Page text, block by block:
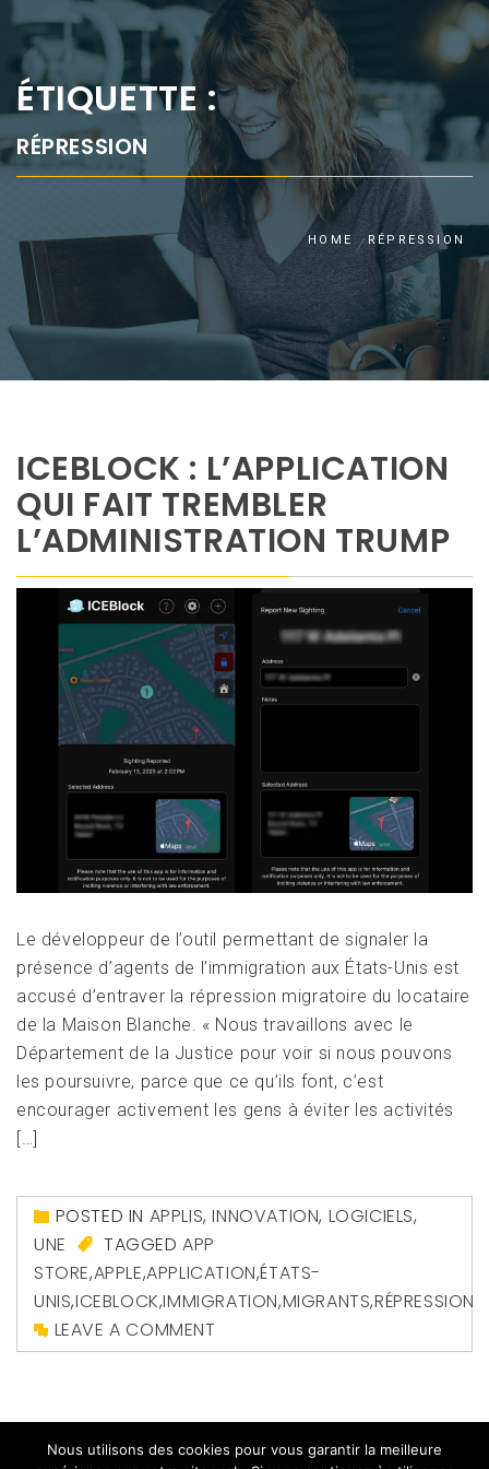
ÉTIQUETTE :
RÉPRESSION
HOME RÉPRESSION
ICEBLOCK : L’APPLICATION
QUI FAIT TREMBLER
L’ADMINISTRATION TRUMP
Le développeur de l’outil permettant de signaler la
présence d’agents de l’immigration aux États-Unis est
accusé d’entraver la répression migratoire du locataire
de la Maison Blanche. « Nous travaillons avec le
Département de la Justice pour voir si nous pouvons
les poursuivre, parce que ce qu’ils font, c’est
encourager activement les gens à éviter les activités
[…]
POSTED IN APPLIS,INNOVATION, LOGICIELS,
UNE
TAGGEDAPP
STORE,APPLE,APPLICATION,ÉTATS-
UNIS,ICEBLOCK,IMMIGRATION,MIGRANTS,RÉPRESSION
LEAVE A COMMENT
Nous utilisons des cookies pour vous garantir la meilleure